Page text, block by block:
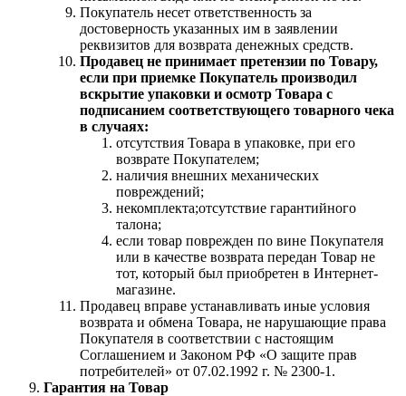
Покупатель несет ответственность за
достоверность указанных им в заявлении
реквизитов для возврата денежных средств.
Продавец не принимает претензии по Товару,
если при приемке Покупатель производил
вскрытие упаковки и осмотр Товара с
подписанием соответствующего товарного чека
в случаях:
отсутствия Товара в упаковке, при его
возврате Покупателем;
наличия внешних механических
повреждений;
некомплекта;отсутствие гарантийного
талона;
если товар поврежден по вине Покупателя
или в качестве возврата передан Товар не
тот, который был приобретен в Интернет-
магазине.
Продавец вправе устанавливать иные условия
возврата и обмена Товара, не нарушающие права
Покупателя в соответствии с настоящим
Соглашением и Законом РФ «О защите прав
потребителей» от 07.02.1992 г. № 2300-1.
Гарантия на Товар